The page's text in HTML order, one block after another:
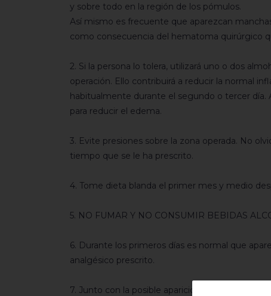
y sobre todo en la región de los pómulos.
Así mismo es frecuente que aparezcan
como consecuencia del hematoma quirúrgico
2. Si la persona lo tolera, utilizará uno o dos
operación. Ello contribuirá a reducir la normal
habitualmente durante el segundo o tercer día.
para reducir el edema.
3. Evite presiones sobre la zona operada. No
tiempo que se le ha prescrito.
4. Tome dieta blanda el primer mes y medio
5. NO FUMAR Y NO CONSUMIR BEBIDAS
6. Durante los primeros días es normal que
analgésico prescrito.
7. Junto con la posible aparición de hematoma,